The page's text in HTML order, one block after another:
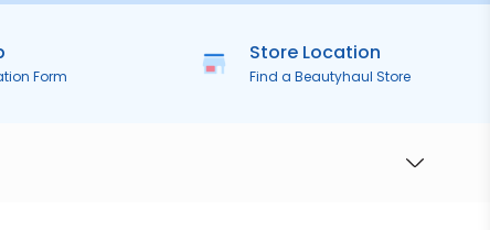
Form
Store Location
Find a Beautyhaul Store